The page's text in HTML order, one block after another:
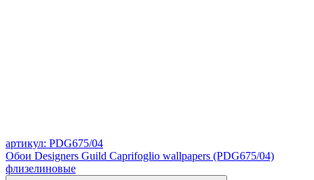
артикул: PDG675/04
Обои Designers Guild Caprifoglio wallpapers (PDG675/04)
флизелиновые